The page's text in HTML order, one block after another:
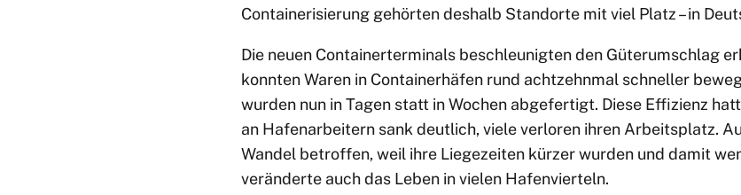
Containerisierung gehörten deshalb Standorte mit viel Platz – in
Die neuen Containerterminals beschleunigten den Güterumschlag
konnten Waren in Containerhäfen rund achtzehnmal schneller
wurden nun in Tagen statt in Wochen abgefertigt. Diese Effizienz
an Hafenarbeitern sank deutlich, viele verloren ihren Arbeitsplatz.
Wandel betroffen, weil ihre Liegezeiten kürzer wurden und damit
veränderte auch das Leben in vielen Hafenvierteln.